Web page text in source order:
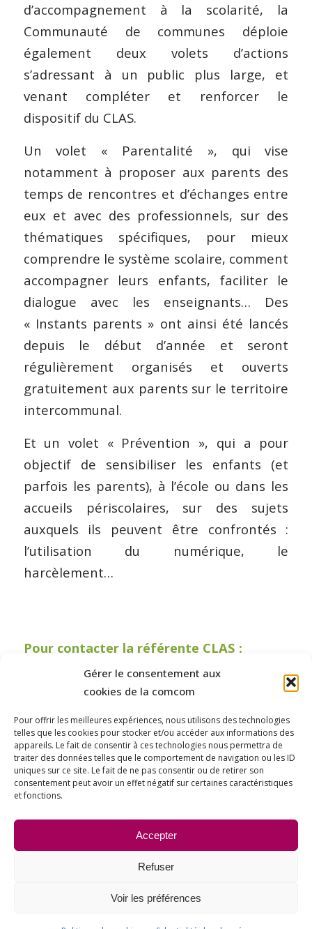
Gérer le consentement aux
cookies de la comcom
Pour offrir les meilleures expériences, nous utilisons des technologies
telles que les cookies pour stocker et/ou accéder aux informations des
appareils. Le fait de consentir à ces technologies nous permettra de
traiter des données telles que le comportement de navigation ou les ID
uniques sur ce site. Le fait de ne pas consentir ou de retirer son
consentement peut avoir un effet négatif sur certaines caractéristiques
et fonctions.
Accepter
Refuser
Voir les préférences
d’accompagnement à la scolarité, la
Communauté de communes déploie
également deux volets d’actions
s’adressant à un public plus large, et
venant compléter et renforcer le
dispositif du CLAS.
Un volet « Parentalité », qui vise
notamment à proposer aux parents des
temps de rencontres et d’échanges entre
eux et avec des professionnels, sur des
thématiques spécifiques, pour mieux
comprendre le système scolaire, comment
accompagner leurs enfants, faciliter le
dialogue avec les enseignants… Des
« Instants parents » ont ainsi été lancés
depuis le début d’année et seront
régulièrement organisés et ouverts
gratuitement aux parents sur le territoire
intercommunal.
Et un volet « Prévention », qui a pour
objectif de sensibiliser les enfants (et
parfois les parents), à l’école ou dans les
accueils périscolaires, sur des sujets
auxquels ils peuvent être confrontés :
l’utilisation du numérique, le
harcèlement…
Pour contacter la référente CLAS :
03.80.27.04.84 /06.04.98.07.43
/
Centre Geneviève Martin, rue de la
Berchère à Nuits-Saint-Georges (sur
rendez-vous uniquement, de 9h à 12h30
et de 13h30 à 18h30).